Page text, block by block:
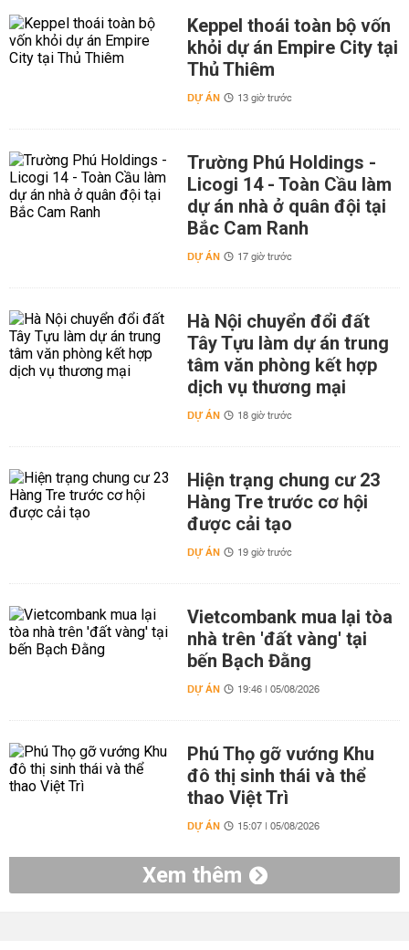
Keppel thoái toàn bộ vốn
khỏi dự án Empire City tại
Thủ Thiêm
DỰ ÁN 13 giờ trước
Trường Phú Holdings -
Licogi 14 - Toàn Cầu làm
dự án nhà ở quân đội tại
Bắc Cam Ranh
DỰ ÁN 17 giờ trước
Hà Nội chuyển đổi đất
Tây Tựu làm dự án trung
tâm văn phòng kết hợp
dịch vụ thương mại
DỰ ÁN 18 giờ trước
Hiện trạng chung cư 23
Hàng Tre trước cơ hội
được cải tạo
DỰ ÁN 19 giờ trước
Vietcombank mua lại tòa
nhà trên 'đất vàng' tại
bến Bạch Đằng
DỰ ÁN 19:46 | 05/08/2026
Phú Thọ gỡ vướng Khu
đô thị sinh thái và thể
thao Việt Trì
DỰ ÁN 15:07 | 05/08/2026
Xem thêm